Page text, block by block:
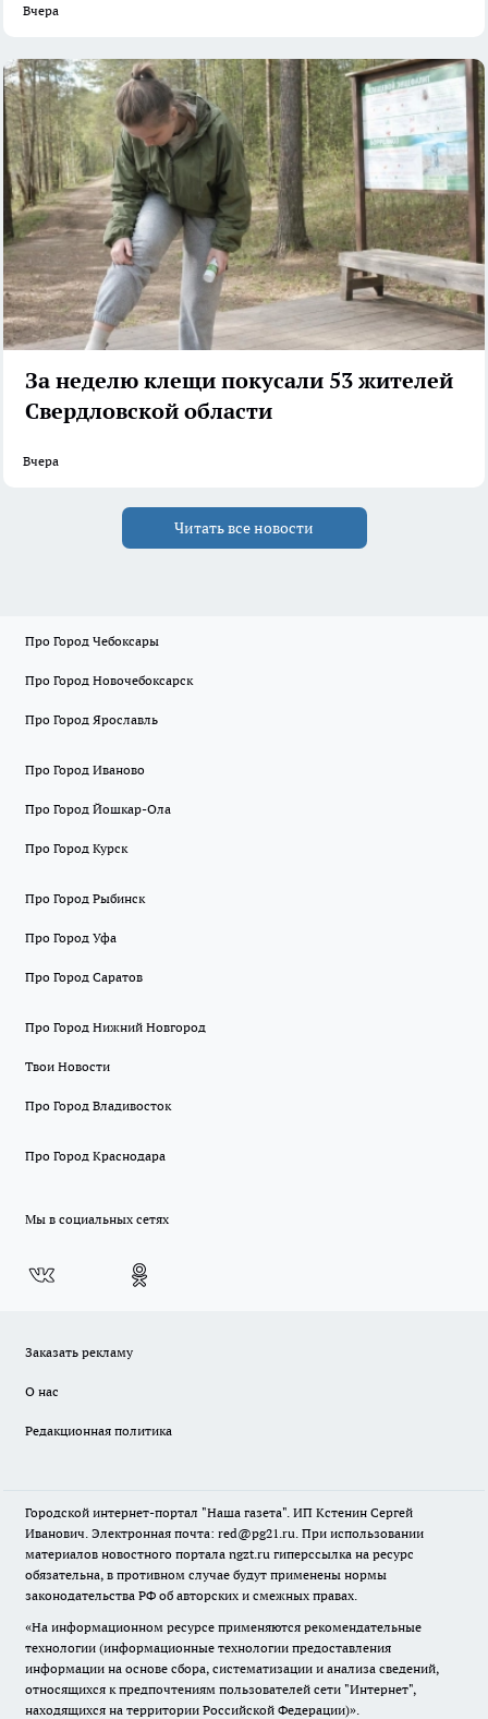
Вчера
За неделю клещи покусали 53 жителей
Свердловской области
Вчера
Читать все новости
Про Город Чебоксары
Про Город Новочебоксарск
Про Город Ярославль
Про Город Иваново
Про Город Йошкар-Ола
Про Город Курск
Про Город Рыбинск
Про Город Уфа
Про Город Саратов
Про Город Нижний Новгород
Твои Новости
Про Город Владивосток
Про Город Краснодара
Мы в социальных сетях
Заказать рекламу
О нас
Редакционная политика
Городской интернет-портал "Наша газета". ИП Кстенин Сергей
Иванович. Электронная почта: red@pg21.ru. При использовании
материалов новостного портала ngzt.ru гиперссылка на ресурс
обязательна, в противном случае будут применены нормы
законодательства РФ об авторских и смежных правах.
«На информационном ресурсе применяются рекомендательные
технологии (информационные технологии предоставления
информации на основе сбора, систематизации и анализа сведений,
относящихся к предпочтениям пользователей сети "Интернет",
находящихся на территории Российской Федерации)».